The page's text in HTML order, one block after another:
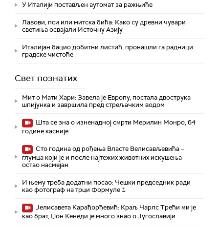
У Италији постављен аутомат за ражњиће
Лавови, пси или митска бића: Како су древни чувари
светиња освајали Источну Азију
Италијан бацио добитни листић, пронашли га радници
градске чистоће
Свет познатих
Мит о Мати Хари: Завела је Европу, постала двострука
шпијунка и завршила пред стрељачким водом
Шта се зна о изненадној смрти Мерилин Монро, 64
године касније
Сто година од рођења Власте Велисављевића –
глумца који је и после најтежих животних искушења
остао насмејан
И њему треба додатни посао: Чешки председник ради
као фотограф на трци Формуле 1
Јелисавета Карађорђевић: Краљ Чарлс Трећи ми је
као брат, Џон Кенеди је много знао о Југославији